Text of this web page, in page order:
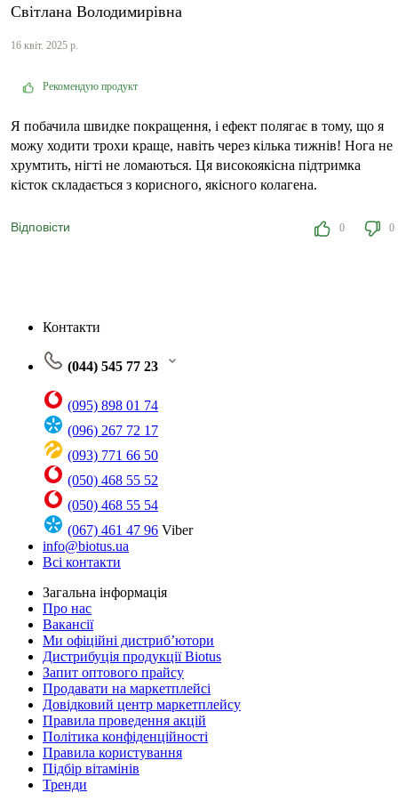
Світлана Володимирівна
16 квіт. 2025 р.
Рекомендую продукт
Я побачила швидке покращення, і ефект полягає в тому, що я
можу ходити трохи краще, навіть через кілька тижнів! Нога не
хрумтить, нігті не ломаються. Ця високоякісна підтримка
кісток складається з корисного, якісного колагена.
Відповісти 0 0
Контакти
(044) 545 77 23
(095) 898 01 74
(096) 267 72 17
(093) 771 66 50
(050) 468 55 52
(050) 468 55 54
(067) 461 47 96 Viber
info@biotus.ua
Всі контакти
Загальна інформація
Про нас
Вакансії
Ми офіційні дистриб’ютори
Дистрибуція продукції Biotus
Запит оптового прайсу
Продавати на маркетплейсі
Довідковий центр маркетплейсу
Правила проведення акцій
Політика конфіденційності
Правила користування
Підбір вітамінів
Тренди